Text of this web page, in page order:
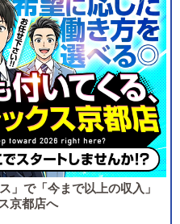
」で「今まで以上の収入」
京都店へ